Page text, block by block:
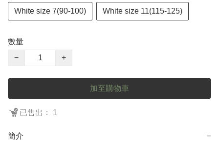
White size 7(90-100) White size 11(115-125)
數量
−
+
加至購物車
已售出： 1
簡介 −